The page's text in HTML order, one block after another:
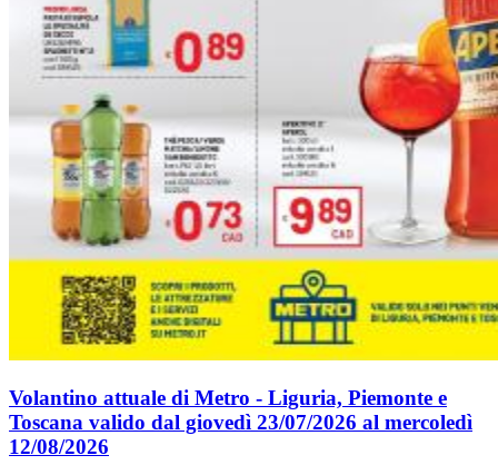
Volantino attuale di Metro - Liguria, Piemonte e
Toscana valido dal giovedì 23/07/2026 al mercoledì
12/08/2026